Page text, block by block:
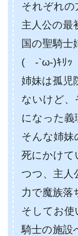
それぞれの
主人公の最
国の聖騎士
( -`ω-)ｷﾘｯ
姉妹は孤児
ないけど、
になった義
そんな姉妹
死にかけて
つつ、主人
力で魔族落
そしてお使
騎士の施設